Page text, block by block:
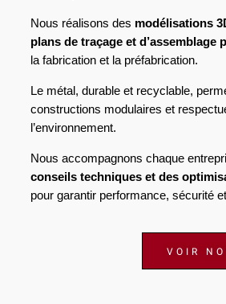
Nous réalisons des modélisations
plans de traçage et d’assemblage
la fabrication et la préfabrication.
Le métal, durable et recyclable,
constructions modulaires et
l’environnement.
Nous accompagnons chaque
conseils techniques et des
pour garantir performance, sécurité
VOIR